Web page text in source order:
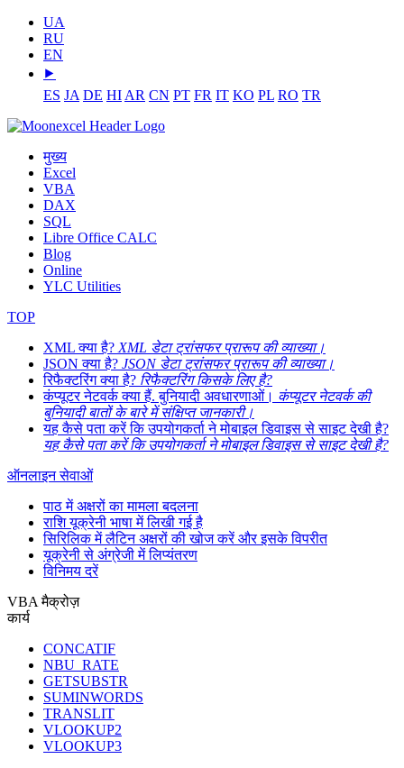
UA
RU
EN
⯈
ES JA DE HI AR CN PT FR IT KO PL RO TR
मुख्य
Excel
VBA
DAX
SQL
Libre Office CALC
Blog
Online
YLC Utilities
TOP
XML क्या है? XML डेटा ट्रांसफर प्रारूप की व्याख्या।
JSON क्या है? JSON डेटा ट्रांसफर प्रारूप की व्याख्या।
रिफैक्टरिंग क्या है? रिफैक्टरिंग किसके लिए है?
कंप्यूटर नेटवर्क क्या हैं. बुनियादी अवधारणाओं। कंप्यूटर नेटवर्क की
बुनियादी बातों के बारे में संक्षिप्त जानकारी।
यह कैसे पता करें कि उपयोगकर्ता ने मोबाइल डिवाइस से साइट देखी है?
यह कैसे पता करें कि उपयोगकर्ता ने मोबाइल डिवाइस से साइट देखी है?
ऑनलाइन सेवाओं
पाठ में अक्षरों का मामला बदलना
राशि यूक्रेनी भाषा में लिखी गई है
सिरिलिक में लैटिन अक्षरों की खोज करें और इसके विपरीत
यूक्रेनी से अंग्रेजी में लिप्यंतरण
विनिमय दरें
VBA मैक्रोज़
कार्य
CONCATIF
NBU_RATE
GETSUBSTR
SUMINWORDS
TRANSLIT
VLOOKUP2
VLOOKUP3